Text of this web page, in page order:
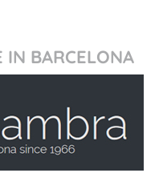
IN BARCELONA